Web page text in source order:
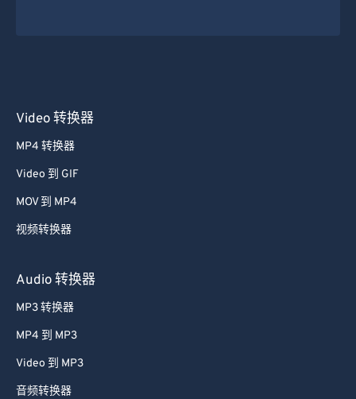
Video 转换器
MP4 转换器
Video 到 GIF
MOV 到 MP4
视频转换器
Audio 转换器
MP3 转换器
MP4 到 MP3
Video 到 MP3
音频转换器